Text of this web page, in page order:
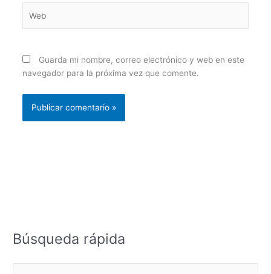
Guarda mi nombre, correo electrónico y web en este
navegador para la próxima vez que comente.
Búsqueda rápida